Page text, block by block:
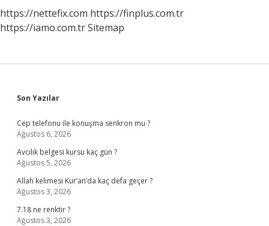
Ne
Denir
https://nettefix.com https://finplus.com.tr
https://iamo.com.trSitemap
Sidebar
Son Yazılar
Cep telefonu ile konuşma senkron mu ?
Ağustos 6, 2026
Avcılık belgesi kursu kaç gün ?
Ağustos 5, 2026
Allah kelimesi Kur’an’da kaç defa geçer ?
Ağustos 3, 2026
7.18 ne renktir ?
Ağustos 3, 2026